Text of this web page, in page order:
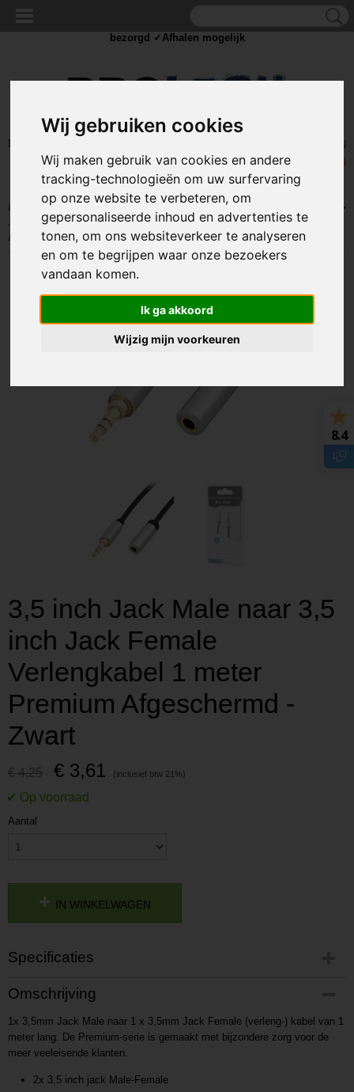
Wij gebruiken cookies
Wij maken gebruik van cookies en andere
tracking-technologieën om uw surfervaring
op onze website te verbeteren, om
gepersonaliseerde inhoud en advertenties te
tonen, om ons websiteverkeer te analyseren
en om te begrijpen waar onze bezoekers
vandaan komen.
Ik ga akkoord
Wijzig mijn voorkeuren
Inloggen
UW WINKELWAGEN
Geen producten
(0)
Home >BEELD EN GELUID > Kabels en Splitters>
>
3,5 inch Jack Male naar 3,5 inch Jack Female Verlengkabel 1 meter
Premium Afgeschermd - Zwart
3,5 inch Jack Male naar 3,5
inch Jack Female
Verlengkabel 1 meter
Premium Afgeschermd -
Zwart
€ 4,25 € 3,61
Aantal
IN WINKELWAGEN
Specificaties
Productcode
P201703161458
Productcode leverancier
L201703161458
Omschrijving
1x 3,5mm Jack Male naar 1 x 3,5mm Jack Female (verleng-) kabel van 1
meter lang. De Premium-serie is gemaakt met bijzondere zorg voor de
meer veeleisende klanten.
2x 3,5 inch jack Male-Female
bezorgd ✓Afhalen mogelijk
8.4